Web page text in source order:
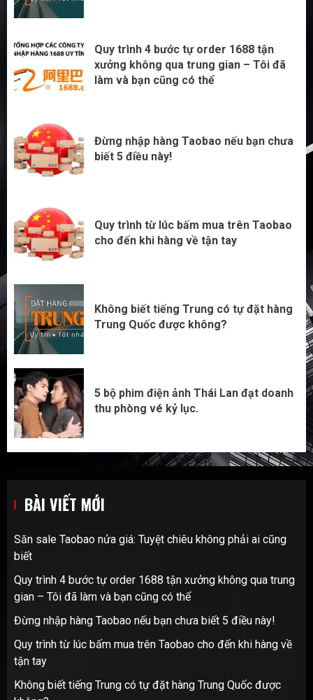
Đừng nhập hàng Taobao nếu bạn chưa
Quy trình 4 bước tự order 1688 tận
xưởng không qua trung gian – Tôi đã
làm và bạn cũng có thể
Đừng nhập hàng Taobao nếu bạn chưa
biết 5 điều này!
Quy trình từ lúc bấm mua trên Taobao
cho đến khi hàng về tận tay
Không biết tiếng Trung có tự đặt hàng
Trung Quốc được không?
5 bộ phim điện ảnh Thái Lan đạt doanh
thu phòng vé kỷ lục.
BÀI VIẾT MỚI
Săn sale Taobao nửa giá: Tuyệt chiêu không phải ai cũng
biết
Quy trình 4 bước tự order 1688 tận xưởng không qua trung
gian – Tôi đã làm và bạn cũng có thể
Đừng nhập hàng Taobao nếu bạn chưa biết 5 điều này!
Quy trình từ lúc bấm mua trên Taobao cho đến khi hàng về
tận tay
Không biết tiếng Trung có tự đặt hàng Trung Quốc được